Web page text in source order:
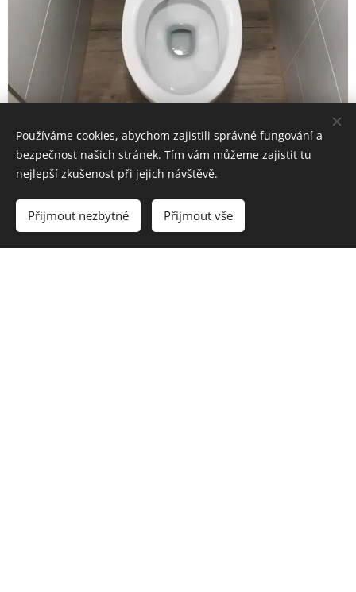
Dlažba a obklad: LAGUNA barva RIALTO WHITE,
Používáme cookies, abychom zajistili správné fungování a
bezpečnost našich stránek. Tím vám můžeme zajistit tu
nejlepší zkušenost při jejich návštěvě.
Přijmout nezbytné Přijmout vše